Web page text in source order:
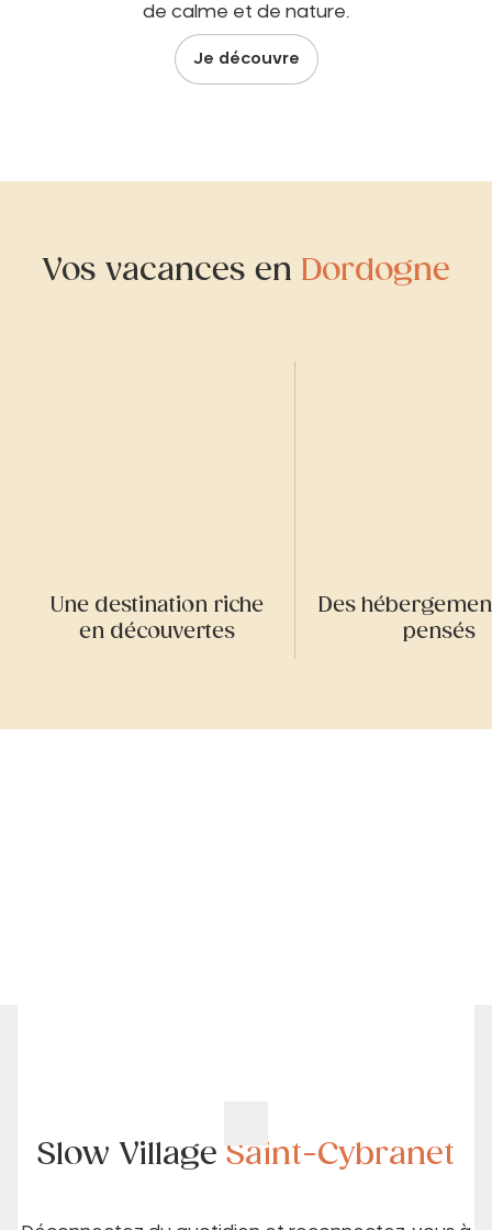
de calme et de nature.
Je découvre
Vos vacances en Dordogne
Une destination riche
en découvertes
Des
pensés
Slow Village Saint-Cybranet